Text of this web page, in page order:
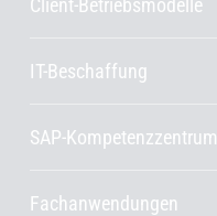
Client-Betriebsmodelle
IT-Beschaffung
SAP-Kompetenzzentrum
Fachanwendungen